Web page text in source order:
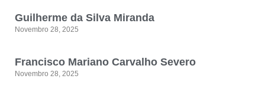
Guilherme da Silva Miranda
Novembro 28, 2025
Francisco Mariano Carvalho Severo
Novembro 28, 2025